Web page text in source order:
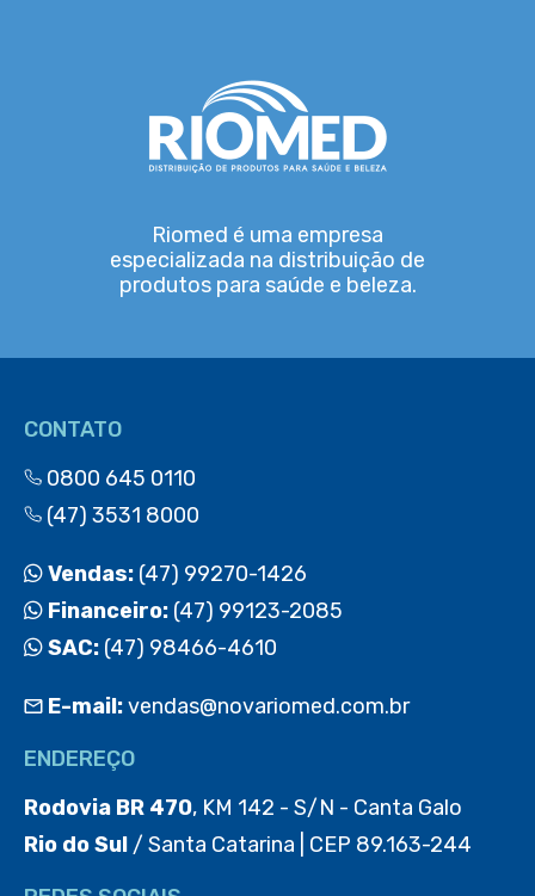
Riomed é uma empresa
especializada na distribuição de
produtos para saúde e beleza.
CONTATO
0800 645 0110
(47) 3531 8000
Vendas: (47) 99270-1426
Financeiro: (47) 99123-2085
SAC: (47) 98466-4610
E-mail:vendas@novariomed.com.br
ENDEREÇO
Rodovia BR 470, KM 142 - S/N - Canta Galo
Rio do Sul / Santa Catarina | CEP 89.163-244